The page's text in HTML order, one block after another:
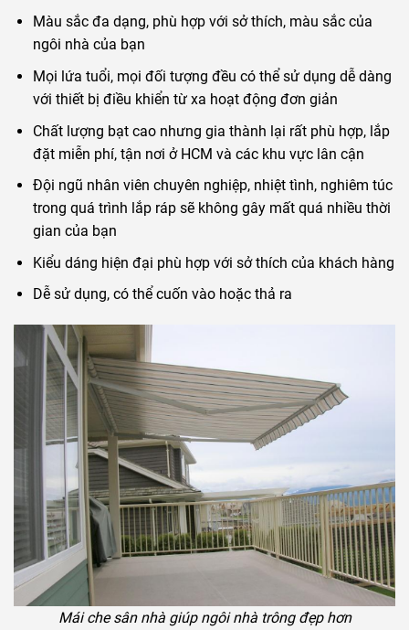
Màu sắc đa dạng, phù hợp với sở thích, màu sắc của
ngôi nhà của bạn
Mọi lứa tuổi, mọi đối tượng đều có thể sử dụng dễ dàng
với thiết bị điều khiển từ xa hoạt động đơn giản
Chất lượng bạt cao nhưng gia thành lại rất phù hợp, lắp
đặt miễn phí, tận nơi ở HCM và các khu vực lân cận
Đội ngũ nhân viên chuyên nghiệp, nhiệt tình, nghiêm túc
trong quá trình lắp ráp sẽ không gây mất quá nhiều thời
gian của bạn
Kiểu dáng hiện đại phù hợp với sở thích của khách hàng
Dễ sử dụng, có thể cuốn vào hoặc thả ra
Mái che sân nhà giúp ngôi nhà trông đẹp hơn